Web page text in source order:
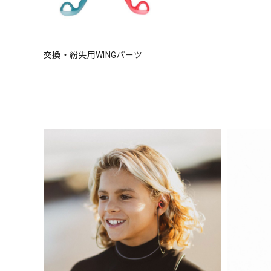
交換・紛失用WINGパーツ